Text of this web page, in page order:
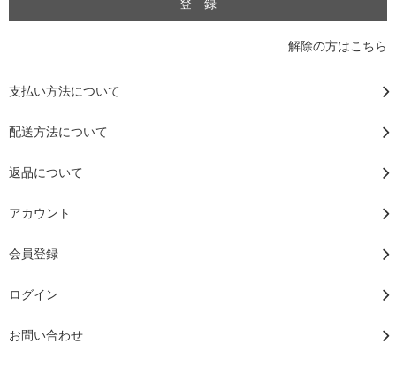
解除の方はこちら
支払い方法について
配送方法について
返品について
アカウント
会員登録
ログイン
お問い合わせ